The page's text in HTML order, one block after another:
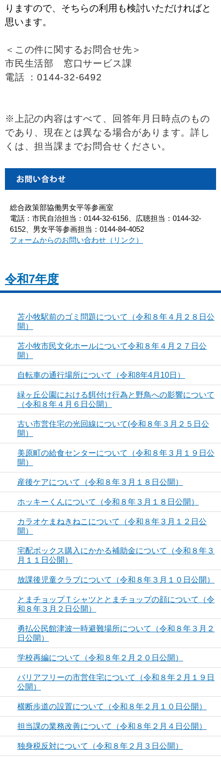
りますので、そちらの利用も検討いただければと
思います。
＜この件に関するお問合せ先＞
市民生活部 窓口サービス課
電話 ：0144-32-6492
※上記の内容はすべて、回答年月日時点のもの
であり、現在とは異なる場合があります。詳し
くは、担当課までお問合せください。
総合政策部協働男女平等参画室
電話：市民自治担当：0144-32-6156、広聴担当：0144-32-
6152、男女平等参画担当：0144-84-4052
フォームからのお問い合わせ（リンク）
令和7年度
苫小牧駅前のゴミ問題について（令和８年４月２８日公
開）
苫小牧市民文化ホールについて令和８年４月２７日公
開）
自転車の通行場所について（令和8年4月10日）
緑ヶ丘公園における餌付け行為と野鳥への影響について
（令和８年４月６日公開）
古い市営住宅の光回線について(令和８年３月２５日公
開）
美原町の給食センターについて（令和８年３月１９日公
開）
産後ケアについて（令和８年３月１８日公開）
ホッキーくんについて（令和８年３月１８日公開）
カラオケまねきねこについて（令和８年３月１２日公
開）
宅配ボックス購入にかかる補助金について（令和８年３
月１１日公開）
放課後児童クラブについて（令和８年３月１０日公開）
とまチョップＴシャツととまチョップの顔について（令
和８年３月２日公開）
勇払公民館津波一時避難場所について（令和８年３月２
日公開）
学校再編について（令和８年２月２０日公開）
バリアフリーの市営住宅について（令和８年２月１９日
公開）
横断歩道の設置について（令和８年２月１０日公開）
担当課の業務改善について（令和８年２月４日公開）
独身税反対について（令和８年２月３日公開）